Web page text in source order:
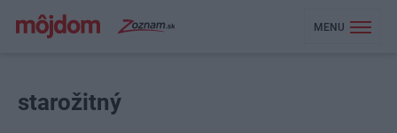
MENU
starožitný